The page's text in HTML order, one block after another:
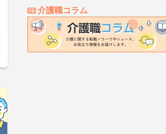
介護職コラム